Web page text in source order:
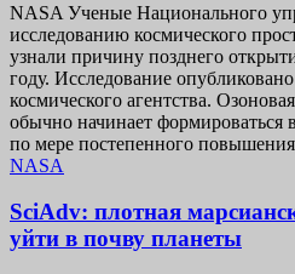
NASA Ученые Национального
исследованию космического
узнали причину позднего
году. Исследование
космического агентства.
обычно начинает формироваться
по мере постепенного
NASA
SciAdv: плотная
уйти в почву планеты